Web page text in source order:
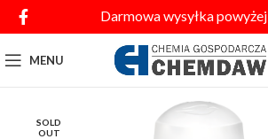
Darmowa wysyłka powyżej
MENU
SOLD
OUT